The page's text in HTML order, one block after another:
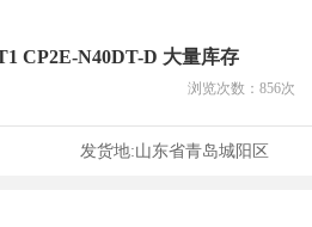
CP2E-N40DT-D 大量库存
浏览次数： 856次
发货地:山东省青岛城阳区